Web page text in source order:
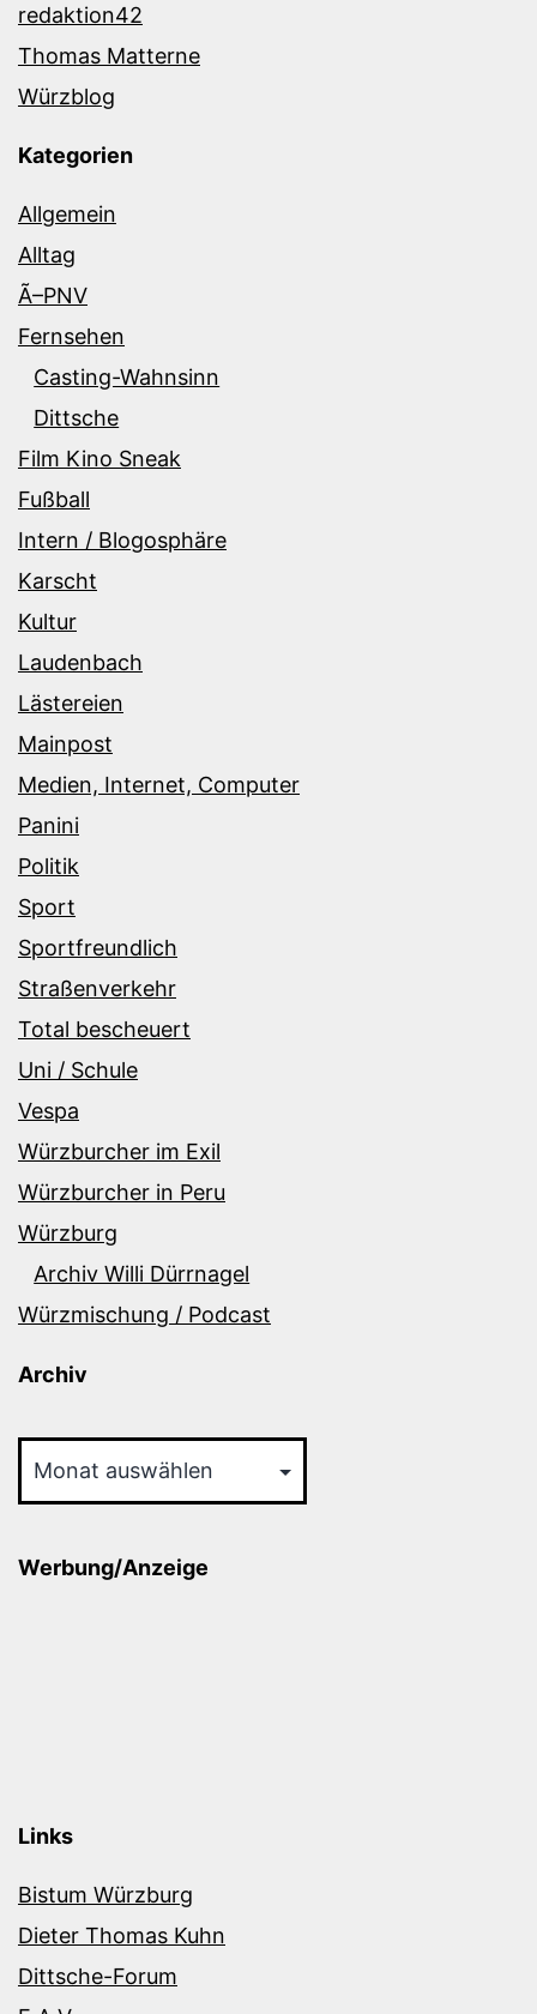
redaktion42
Thomas Matterne
Würzblog
Kategorien
Allgemein
Alltag
Ã–PNV
Fernsehen
Casting-Wahnsinn
Dittsche
Film Kino Sneak
Fußball
Intern / Blogosphäre
Karscht
Kultur
Laudenbach
Lästereien
Mainpost
Medien, Internet, Computer
Panini
Politik
Sport
Sportfreundlich
Straßenverkehr
Total bescheuert
Uni / Schule
Vespa
Würzburcher im Exil
Würzburcher in Peru
Würzburg
Archiv Willi Dürrnagel
Würzmischung / Podcast
Archiv
Werbung/Anzeige
Links
Bistum Würzburg
Dieter Thomas Kuhn
Dittsche-Forum